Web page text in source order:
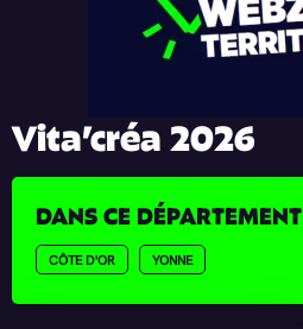
Vita’créa 2026
DANS CE DÉPARTEMENT
CÔTE D'OR YONNE